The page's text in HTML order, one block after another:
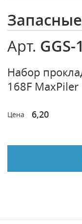
Арт. GGS-
Набор
168F MaxPiler
Цена 6,20